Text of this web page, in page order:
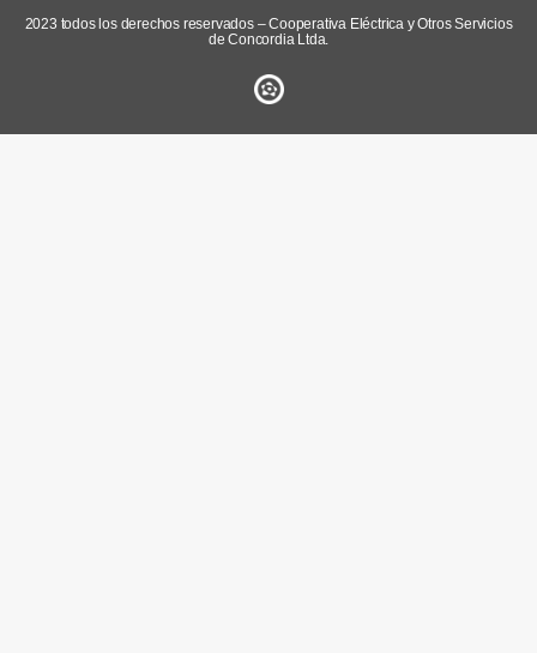
2023 todos los derechos reservados – Cooperativa Eléctrica y Otros Servicios
de Concordia Ltda.